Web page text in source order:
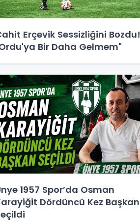
Erçevik Sessizliğini Bozdu!
Bir Daha Gelmem"
1957 Spor’da Osman
Dördüncü Kez Başkan